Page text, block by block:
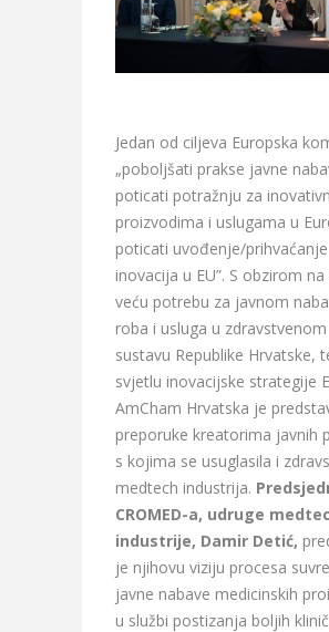
Jedan od ciljeva Europska
„poboljšati prakse javne
poticati potražnju za
proizvodima i uslugama u
poticati uvođenje/prihvaćanje
inovacija u EU”. S obzirom na
veću potrebu za javnom
roba i usluga u zdravstvenom
sustavu Republike Hrvatske,
svjetlu inovacijske strategije
AmCham Hrvatska je
preporuke kreatorima javnih
s kojima se usuglasila i
medtech industrija.
CROMED-a, udruge
industrije, Damir Detić,
je njihovu viziju procesa
javne nabave medicinskih
u službi postizanja boljih